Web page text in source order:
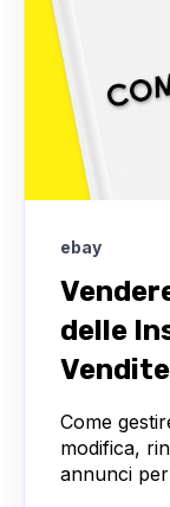
ebay
delle
Come
modifica,
annunci